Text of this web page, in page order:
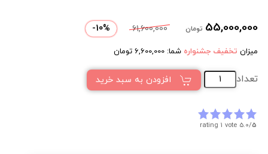
55,000,000 تومان 61,600,000
10%
-
میزان تخفیف جشنواره شما: 6,600,000 تومان
تعداد افزودن به سبد خرید
5.0/5
rating 1 vote